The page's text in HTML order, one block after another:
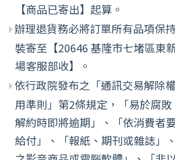
【商品已寄出】起算。
辦理退貨務必將訂單所有品項保
裝寄至【20646 基隆市七堵區東
場客服部收】。
依行政院發布之「通訊交易解除
用準則」第2條規定，「易於腐
解約時即將逾期」、「依消費者
給付」、「報紙、期刊或雜誌」